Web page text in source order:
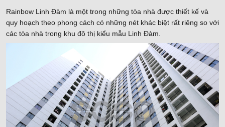
Rainbow Linh Đàm là một trong những tòa nhà được thiết kế và
quy hoạch theo phong cách có những nét khác biệt rất riêng so với
các tòa nhà trong khu đô thị kiểu mẫu Linh Đàm.